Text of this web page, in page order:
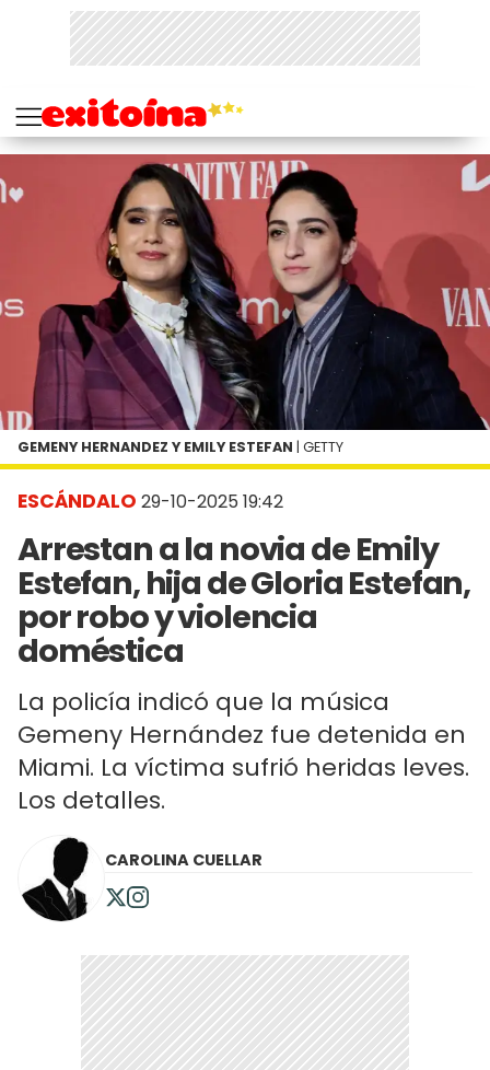
ESCÁNDALO 29-10-2025 19:42
Arrestan a la novia de Emily
Estefan, hija de Gloria Estefan,
por robo y violencia
doméstica
La policía indicó que la música
Gemeny Hernández fue detenida en
Miami. La víctima sufrió heridas leves.
Los detalles.
GEMENY HERNANDEZ Y EMILY ESTEFAN | GETTY
CAROLINA CUELLAR